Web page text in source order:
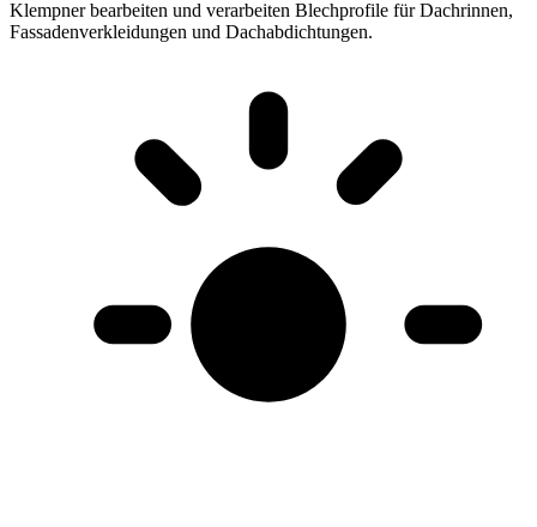
Klempner bearbeiten und verarbeiten Blechprofile für Dachrinnen,
Fassadenverkleidungen und Dachabdichtungen.